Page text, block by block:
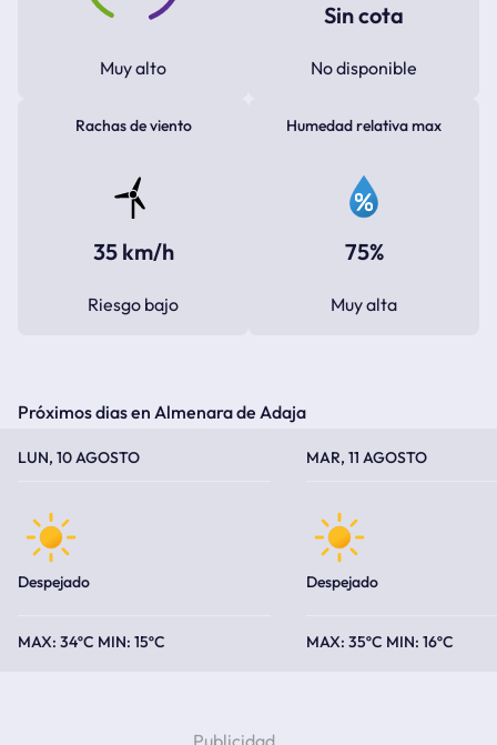
Muy alto
Sin cota
No disponible
Rachas de viento
35 km/h
Riesgo bajo
Humedad relativa max
75%
Muy alta
Próximos dias en Almenara de Adaja
LUN, 10 AGOSTO
Despejado
34ºC 15ºC
MAR, 11 AGOSTO
Despejado
35ºC 16ºC